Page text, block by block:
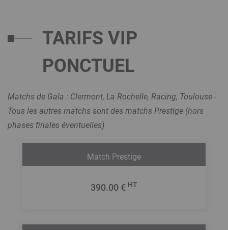
TARIFS VIP
PONCTUEL
Matchs de Gala : Clermont, La Rochelle, Racing, Toulouse -
Tous les autres matchs sont des matchs Prestige (hors
phases finales éventuelles)
Match Prestige
390.00 € HT